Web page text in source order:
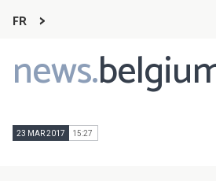
FR
news.
Main
navigation
23 MAR 2017 15:27